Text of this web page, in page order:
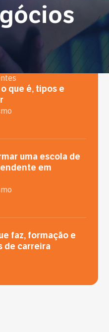
que é, tipos e
uma escola de
em
faz, formação e
de carreira